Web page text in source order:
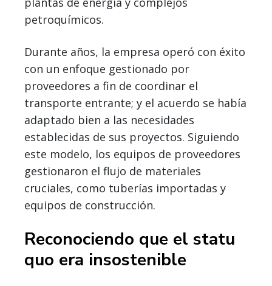
petroquímicos.
Durante años, la empresa operó con éxito
con un enfoque gestionado por
proveedores a fin de coordinar el
transporte entrante; y el acuerdo se había
adaptado bien a las necesidades
establecidas de sus proyectos. Siguiendo
este modelo, los equipos de proveedores
gestionaron el flujo de materiales
cruciales, como tuberías importadas y
equipos de construcción.
Reconociendo que el statu
quo era insostenible